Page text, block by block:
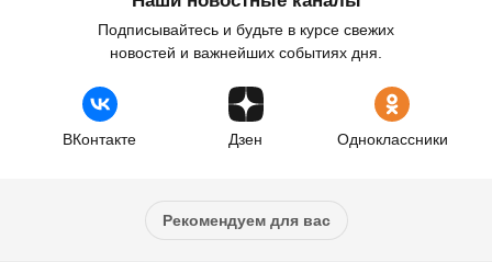
Подписывайтесь и будьте в курсе свежих
новостей и важнейших событиях дня.
ВКонтакте Дзен Одноклассники
Рекомендуем для вас